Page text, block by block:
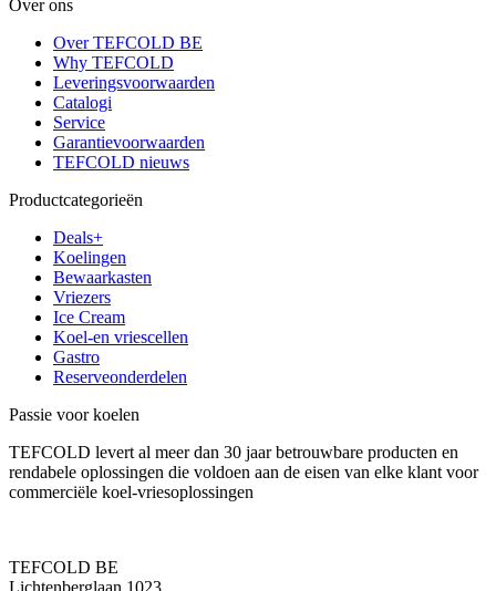
Over ons
Over TEFCOLD BE
Why TEFCOLD
Leveringsvoorwaarden
Catalogi
Service
Garantievoorwaarden
TEFCOLD nieuws
Productcategorieën
Deals+
Koelingen
Bewaarkasten
Vriezers
Ice Cream
Koel-en vriescellen
Gastro
Reserveonderdelen
Passie voor koelen
TEFCOLD levert al meer dan 30 jaar betrouwbare producten en
rendabele oplossingen die voldoen aan de eisen van elke klant voor
commerciële koel-vriesoplossingen
TEFCOLD BE